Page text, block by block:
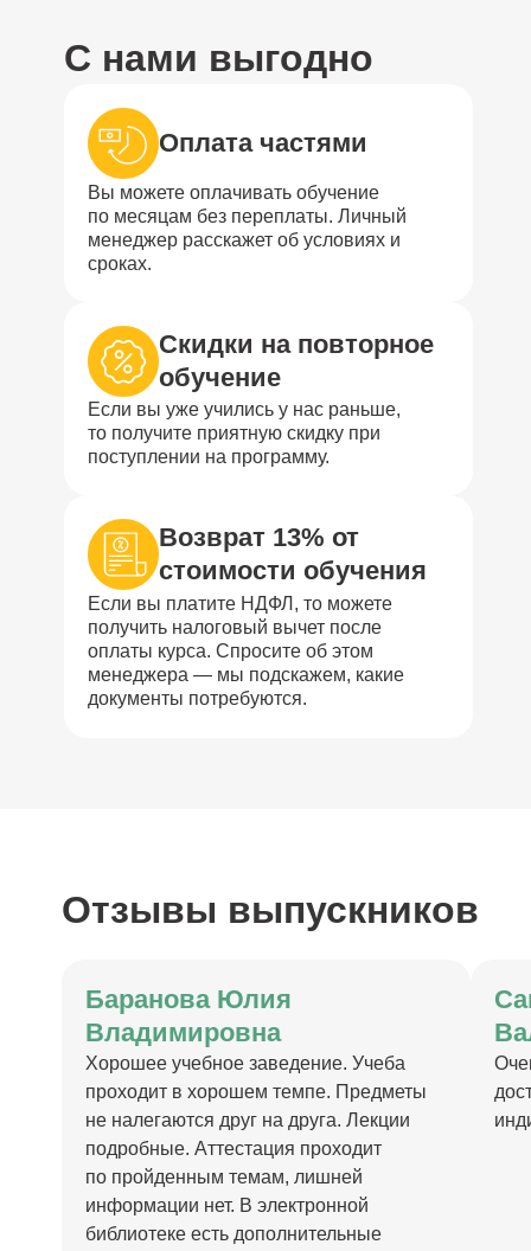
С нами выгодно
Оплата частями
Вы можете оплачивать обучение
по месяцам без переплаты. Личный
менеджер расскажет об условиях и
сроках.
Скидки на повторное
обучение
Если вы уже учились у нас раньше,
то получите приятную скидку при
поступлении на программу.
Возврат 13% от
стоимости обучения
Если вы платите НДФЛ, то можете
получить налоговый вычет после
оплаты курса. Спросите об этом
менеджера — мы подскажем, какие
документы потребуются.
Отзывы выпускников
Баранова Юлия
Владимировна
Хорошее учебное заведение. Учеба
проходит в хорошем темпе. Предметы
не налегаются друг на друга. Лекции
подробные. Аттестация проходит
по пройденным темам, лишней
информации нет. В электронной
библиотеке есть дополнительные